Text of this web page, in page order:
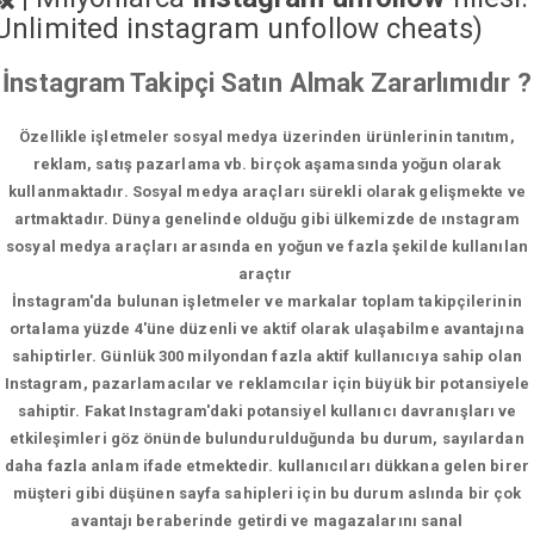
instagram unfollow cheats)
İnstagram Takipçi Satın Almak Zararlımıdır ?
Özellikle işletmeler sosyal medya üzerinden ürünlerinin tanıtım,
reklam, satış pazarlama vb. birçok aşamasında yoğun olarak
kullanmaktadır. Sosyal medya araçları sürekli olarak gelişmekte ve
artmaktadır. Dünya genelinde olduğu gibi ülkemizde de ınstagram
sosyal medya araçları arasında en yoğun ve fazla şekilde kullanılan
araçtır
İnstagram'da bulunan işletmeler ve markalar toplam takipçilerinin
ortalama yüzde 4'üne düzenli ve aktif olarak ulaşabilme avantajına
sahiptirler. Günlük 300 milyondan fazla aktif kullanıcıya sahip olan
Instagram, pazarlamacılar ve reklamcılar için büyük bir potansiyele
sahiptir. Fakat Instagram'daki potansiyel kullanıcı davranışları ve
etkileşimleri göz önünde bulundurulduğunda bu durum, sayılardan
daha fazla anlam ifade etmektedir. kullanıcıları dükkana gelen birer
müşteri gibi düşünen sayfa sahipleri için bu durum aslında bir çok
avantajı beraberinde getirdi ve magazalarını sanal